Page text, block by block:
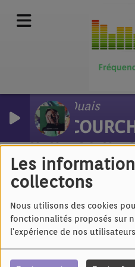
Les
collectons
Nous utilisons des cookies
fonctionnalités proposés sur
l'expérience de nos
Ouais
Lara